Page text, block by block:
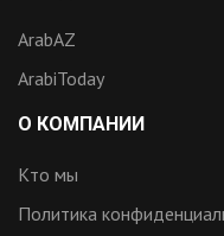
ArabAZ
ArabiToday
О КОМПАНИИ
Кто мы
Политика